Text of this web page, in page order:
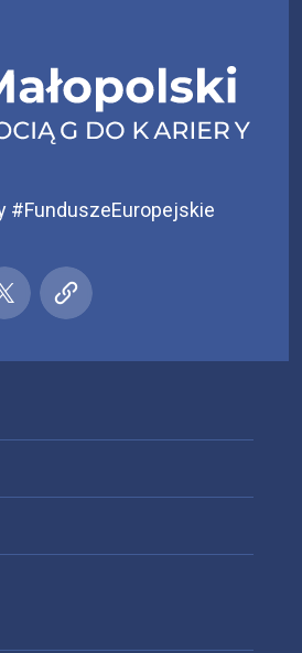
#FunduszeEuropejskie
do kariery
pociąg do kariery
Małopolski pociąg do kariery
Małopolski pociąg do